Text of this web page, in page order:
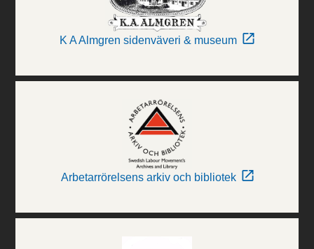
K A Almgren sidenväveri & museum
Arbetarrörelsens arkiv och bibliotek